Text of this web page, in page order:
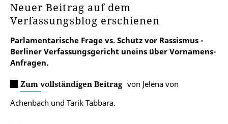
Neuer Beitrag auf dem
Verfassungsblog erschienen
Parlamentarische Frage vs. Schutz vor Rassismus -
Berliner Verfassungsgericht uneins über Vornamens-
Anfragen.
Zum vollständigen Beitrag von Jelena von
Achenbach und Tarik Tabbara.